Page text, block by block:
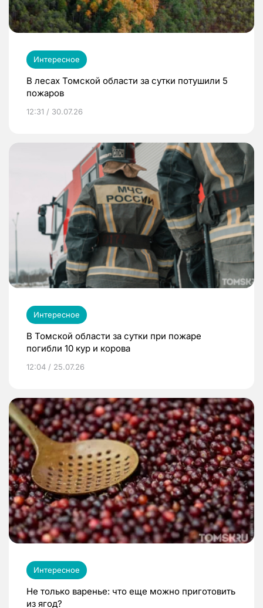
Интересное
В лесах Томской области за сутки потушили 5
пожаров
12:31 / 30.07.26
Интересное
В Томской области за сутки при пожаре
погибли 10 кур и корова
12:04 / 25.07.26
Интересное
Не только варенье: что еще можно приготовить
из ягод?